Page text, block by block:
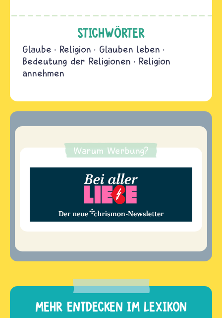
STICHWÖRTER
Glaube Religion
Glauben leben
Bedeutung der Religionen
Religion
annehmen
Warum Werbung?